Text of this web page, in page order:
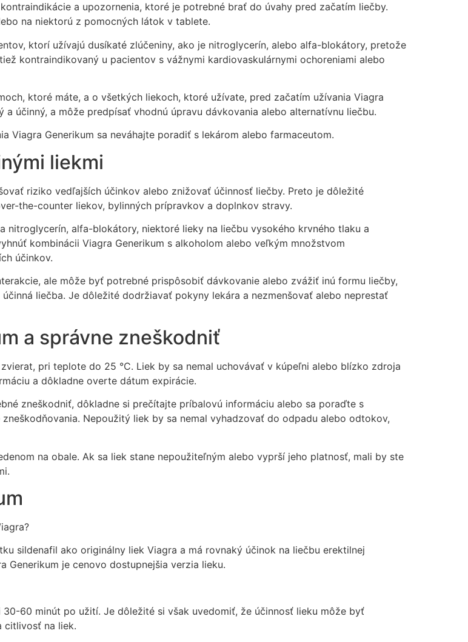
a upozornenia, ktoré je potrebné brať do úvahy pred začatím liečby.
na niektorú z pomocných látok v tablete.
ktorí užívajú dusíkaté zlúčeniny, ako je nitroglycerín, alebo alfa-blokátory, pretože
kontraindikovaný u pacientov s vážnymi kardiovaskulárnymi ochoreniami alebo
ktoré máte, a o všetkých liekoch, ktoré užívate, pred začatím užívania Viagra
účinný, a môže predpísať vhodnú úpravu dávkovania alebo alternatívnu liečbu.
Viagra Generikum sa neváhajte poradiť s lekárom alebo farmaceutom.
liekmi
riziko vedľajších účinkov alebo znižovať účinnosť liečby. Preto je dôležité
the-counter liekov, bylinných prípravkov a doplnkov stravy.
nitroglycerín, alfa-blokátory, niektoré lieky na liečbu vysokého krvného tlaku a
kombinácii Viagra Generikum s alkoholom alebo veľkým množstvom
účinkov.
ale môže byť potrebné prispôsobiť dávkovanie alebo zvážiť inú formu liečby,
liečba. Je dôležité dodržiavať pokyny lekára a nezmenšovať alebo neprestať
a správne zneškodniť
pri teplote do 25 °C. Liek by sa nemal uchovávať v kúpeľni alebo blízko zdroja
a dôkladne overte dátum expirácie.
zneškodniť, dôkladne si prečítajte príbalovú informáciu alebo sa poraďte s
Nepoužitý liek by sa nemal vyhadzovať do odpadu alebo odtokov,
na obale. Ak sa liek stane nepoužiteľným alebo vyprší jeho platnosť, mali by ste
sildenafil ako originálny liek Viagra a má rovnaký účinok na liečbu erektilnej
Generikum je cenovo dostupnejšia verzia lieku.
30-60 minút po užití. Je dôležité si však uvedomiť, že účinnosť lieku môže byť
citlivosť na liek.